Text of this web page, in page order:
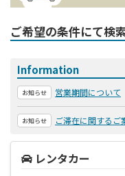
ご希望の条件にて検
Information
お知らせ 営業期間について
お知らせ ご滞在に関するご
レンタカー